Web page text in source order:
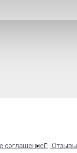
соглашение Отзывы